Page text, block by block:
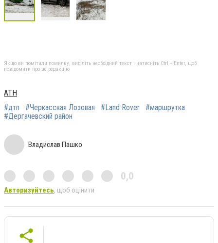
Якщо ви помітили помилку, виділіть необхідний текст і натисніть Ctrl + Enter, щоб
повідомити про це редакцію
АТН
#дтп
#Черкасская Лозовая #Land Rover
#маршрутка
#Дергачевский район
Владислав Пашко
0,0
Авторизуйтесь, щоб оцінити